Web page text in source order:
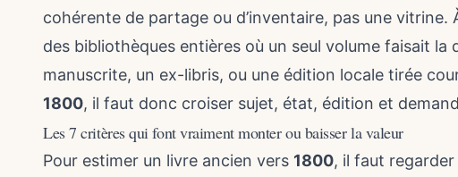
cohérente de partage ou d’inventaire, pas une vitrine.
des bibliothèques entières où un seul volume faisait
manuscrite, un ex-libris, ou une édition locale tirée
1800, il faut donc croiser sujet, état, édition et
Les 7 critères qui font vraiment monter ou baisser la valeur
Pour estimer un livre ancien vers 1800, il faut regarder